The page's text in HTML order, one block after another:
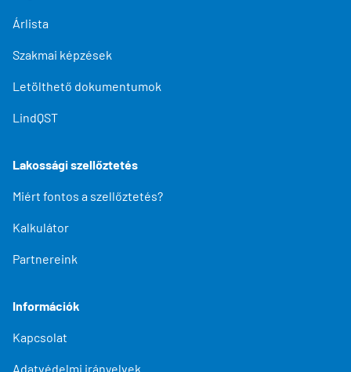
Árlista
Szakmai képzések
Letölthető dokumentumok
LindQST
Lakossági szellőztetés
Miért fontos a szellőztetés?
Kalkulátor
Partnereink
Információk
Kapcsolat
Adatvédelmi irányelvek